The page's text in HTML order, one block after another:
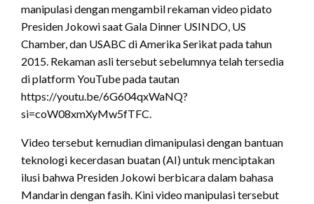
manipulasi dengan mengambil rekaman video pidato
Presiden Jokowi saat Gala Dinner USINDO, US
Chamber, dan USABC di Amerika Serikat pada tahun
2015. Rekaman asli tersebut sebelumnya telah tersedia
di platform YouTube pada tautan
https://youtu.be/6G604qxWaNQ?
si=coW08xmXyMw5fTFC.
Video tersebut kemudian dimanipulasi dengan bantuan
teknologi kecerdasan buatan (AI) untuk menciptakan
ilusi bahwa Presiden Jokowi berbicara dalam bahasa
Mandarin dengan fasih. Kini video manipulasi tersebut